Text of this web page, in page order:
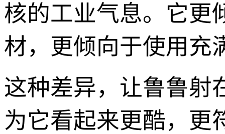
核的工业气息。它更
材，更倾向于使用充
这种差异，让鲁鲁射
为它看起来更酷，更